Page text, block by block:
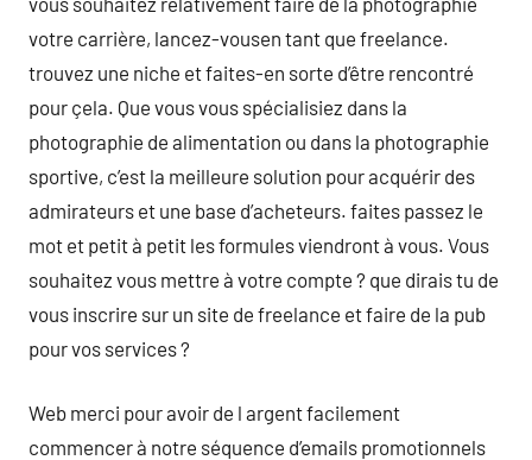
votre carrière, lancez-vousen tant que freelance.
trouvez une niche et faites-en sorte d’être rencontré
pour çela. Que vous vous spécialisiez dans la
photographie de alimentation ou dans la photographie
sportive, c’est la meilleure solution pour acquérir des
admirateurs et une base d’acheteurs. faites passez le
mot et petit à petit les formules viendront à vous. Vous
souhaitez vous mettre à votre compte ? que dirais tu de
vous inscrire sur un site de freelance et faire de la pub
pour vos services ?
Web merci pour avoir de l argent facilement
commencer à notre séquence d’emails promotionnels